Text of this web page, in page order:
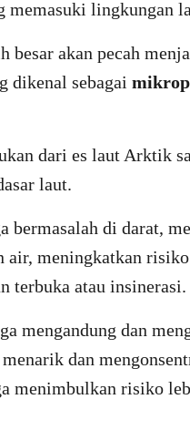
memasuki lingkungan
besar akan pecah
dikenal sebagai
dari es laut Arktik
laut.
bermasalah di darat,
air, meningkatkan
terbuka atau insinerasi.
mengandung dan
dan
menimbulkan risiko